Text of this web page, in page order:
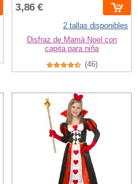
3,86 €
2 tallas disponibles
Disfraz de Mamá Noel con
capita para niña
(46)